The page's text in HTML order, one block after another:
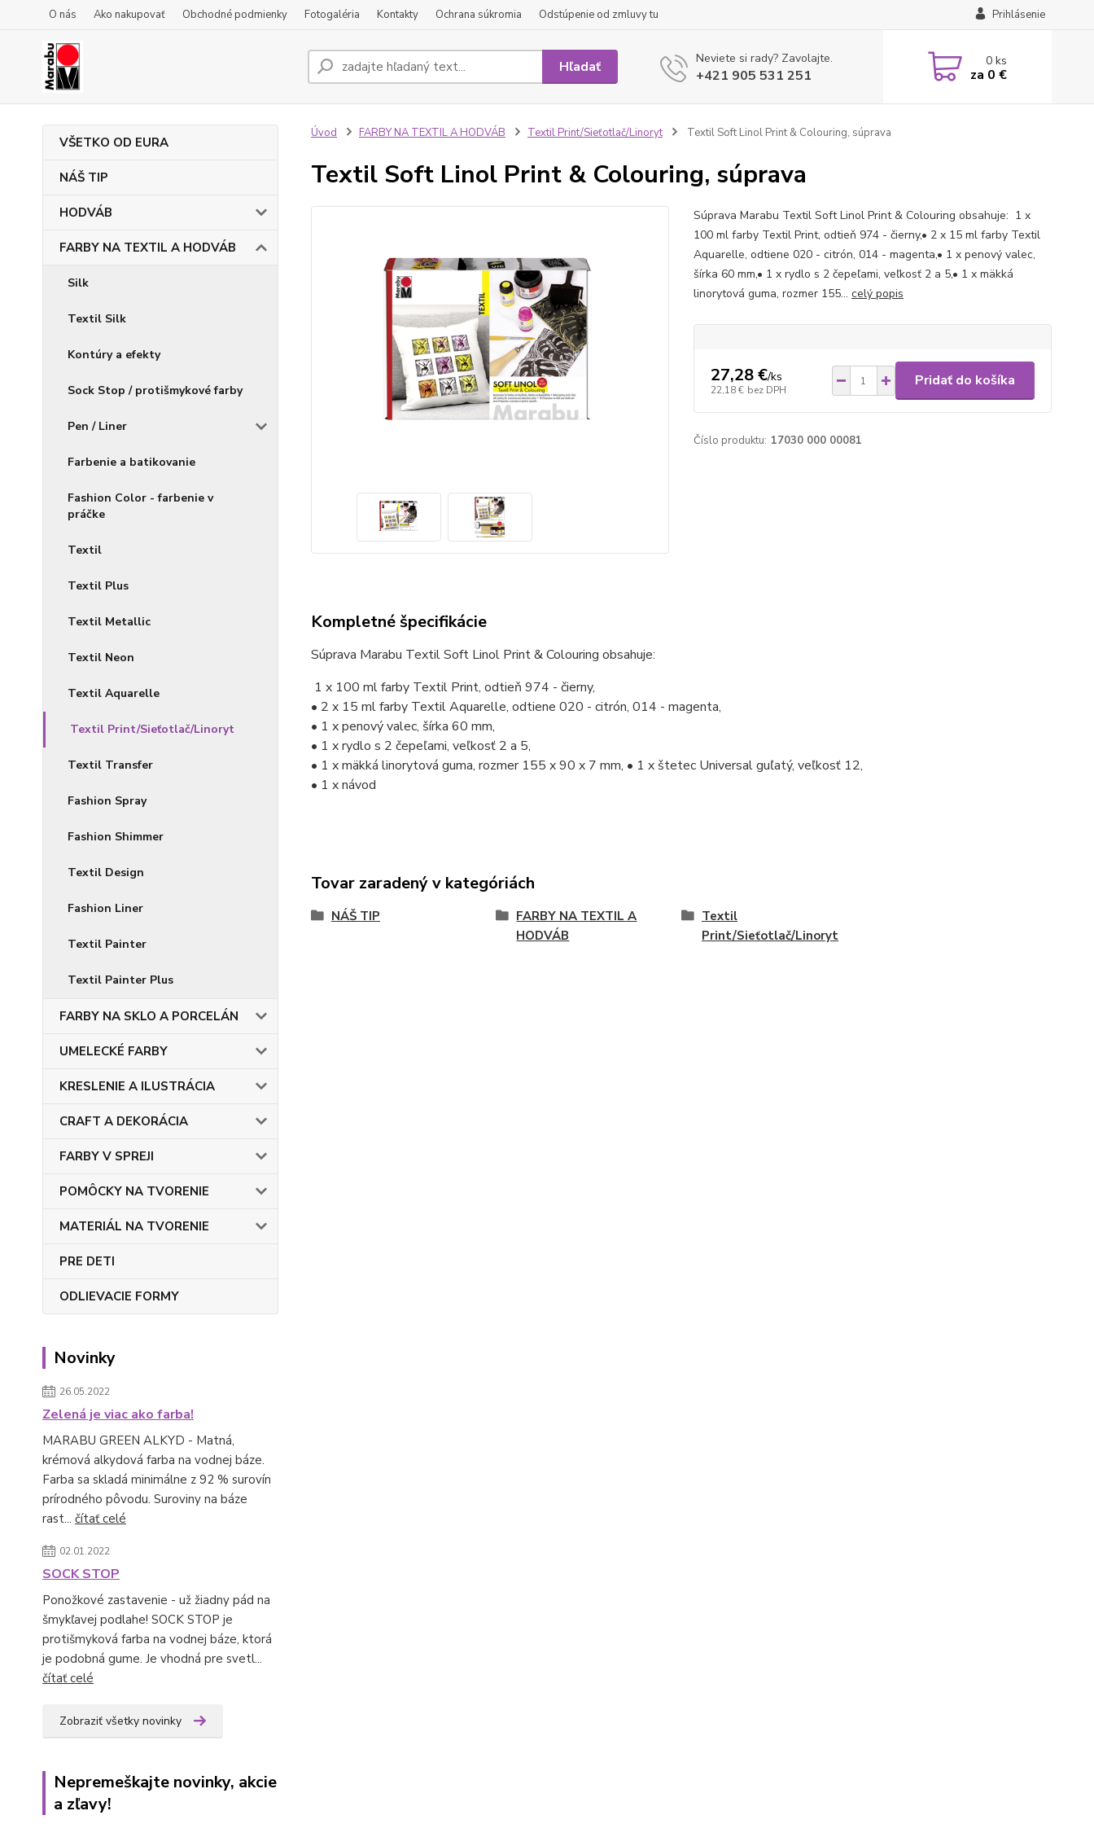
O nás Ako nakupovať Obchodné podmienky Fotogaléria Kontakty Ochrana súkromia Odstúpenie od zmluvy tu Prihlásenie
Hľadať Neviete si rady? Zavolajte.
+421 905 531 251
0ks
za 0 €
VŠETKO OD EURA
NÁŠ TIP
HODVÁB
FARBY NA TEXTIL A HODVÁB
Silk
Textil Silk
Kontúry a efekty
Sock Stop / protišmykové farby
Pen / Liner
Farbenie a batikovanie
Fashion Color - farbenie v
práčke
Textil
Textil Plus
Textil Metallic
Textil Neon
Textil Aquarelle
Textil Print/Sieťotlač/Linoryt
Textil Transfer
Fashion Spray
Fashion Shimmer
Textil Design
Fashion Liner
Textil Painter
Textil Painter Plus
FARBY NA SKLO A PORCELÁN
UMELECKÉ FARBY
KRESLENIE A ILUSTRÁCIA
CRAFT A DEKORÁCIA
FARBY V SPREJI
POMÔCKY NA TVORENIE
MATERIÁL NA TVORENIE
PRE DETI
ODLIEVACIE FORMY
Novinky
26.05.2022
Zelená je viac ako farba!
MARABU GREEN ALKYD - Matná,
krémová alkydová farba na vodnej báze.
Farba sa skladá minimálne z 92 % surovín
prírodného pôvodu. Suroviny na báze
rast... čítať celé
02.01.2022
SOCK STOP
Ponožkové zastavenie - už žiadny pád na
šmykľavej podlahe! SOCK STOP je
protišmyková farba na vodnej báze, ktorá
je podobná gume. Je vhodná pre svetl...
čítať celé
Zobraziť všetky novinky
Nepremeškajte novinky, akcie
a zľavy!
Úvod FARBY NA TEXTIL A HODVÁB Textil Print/Sieťotlač/Linoryt Textil Soft Linol Print & Colouring, súprava
Textil Soft Linol Print & Colouring, súprava
Súprava Marabu Textil Soft Linol Print & Colouring obsahuje: 1 x
100 ml farby Textil Print, odtieň 974 - čierny,• 2 x 15 ml farby Textil
Aquarelle, odtiene 020 - citrón, 014 - magenta,• 1 x penový valec,
šírka 60 mm,• 1 x rydlo s 2 čepeľami, veľkosť 2 a 5,• 1 x mäkká
linorytová guma, rozmer 155... celý popis
27,28 €/ks
22,18 € bez DPH
Pridať do košíka
Číslo produktu: 17030 000 00081
Kompletné špecifikácie
Súprava Marabu Textil Soft Linol Print & Colouring obsahuje:
1 x 100 ml farby Textil Print, odtieň 974 - čierny,
• 2 x 15 ml farby Textil Aquarelle, odtiene 020 - citrón, 014 - magenta,
• 1 x penový valec, šírka 60 mm,
• 1 x rydlo s 2 čepeľami, veľkosť 2 a 5,
• 1 x mäkká linorytová guma, rozmer 155 x 90 x 7 mm, • 1 x štetec Universal guľatý, veľkosť 12,
• 1 x návod
Tovar zaradený v kategóriách
NÁŠ TIP
FARBY NA TEXTIL A
HODVÁB
Textil
Print/Sieťotlač/Linoryt